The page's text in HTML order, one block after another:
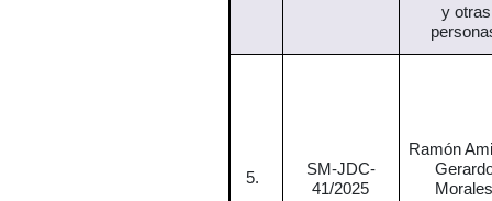
y otras
5.
SM-JDC-
41/2025
Ramón